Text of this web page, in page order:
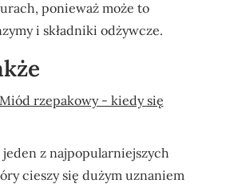
ponieważ może to
i składniki odżywcze.
Miód rzepakowy - kiedy się
z najpopularniejszych
cieszy się dużym uznaniem